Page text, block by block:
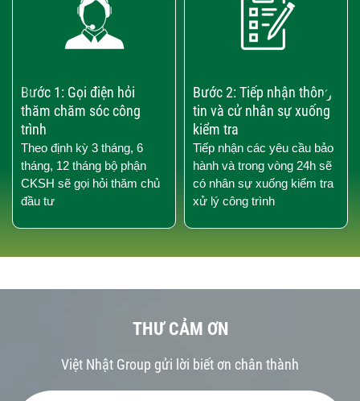
Bước 1: Gọi điện hỏi
thăm chăm sóc công
trình
Theo định kỳ 3 tháng, 6
tháng, 12 tháng bộ phận
CKSH sẽ gọi hỏi thăm chủ
đầu tư
Bước 2: Tiếp nhận thông
tin và cử nhân sự xuống
kiểm tra
Tiếp nhận các yêu cầu bảo
hành và trong vòng 24h sẽ
có nhân sự xuống kiểm tra
xử lý công trình
›
‹
THƯ CẢM ƠN
Việt Nhật Group gửi lời biết ơn chân thành